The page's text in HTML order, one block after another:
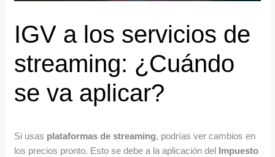
IGV a los servicios de
streaming: ¿Cuándo
se va aplicar?
Si usas plataformas de streaming, podrías ver cambios en
los precios pronto. Esto se debe a la aplicación del Impuesto